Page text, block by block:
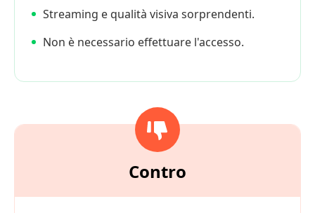
Streaming e qualità visiva sorprendenti.
Non è necessario effettuare l'accesso.
Contro